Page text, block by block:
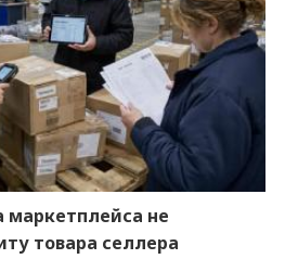
маркетплейса не
товара селлера